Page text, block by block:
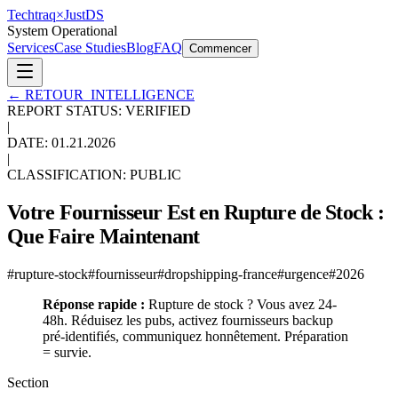
Techtraq×JustDS
System Operational
ServicesCase StudiesBlogFAQ Commencer
← RETOUR_INTELLIGENCE
REPORT STATUS: VERIFIED
|
DATE: 01.21.2026
|
CLASSIFICATION: PUBLIC
Votre Fournisseur Est en Rupture de Stock :
Que Faire Maintenant
#rupture-stock#fournisseur#dropshipping-france#urgence#2026
Réponse rapide : Rupture de stock ? Vous avez 24-
48h. Réduisez les pubs, activez fournisseurs backup
pré-identifiés, communiquez honnêtement. Préparation
= survie.
Section